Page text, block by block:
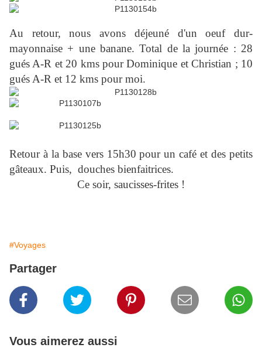
Au retour, nous avons déjeuné d'un oeuf dur-
mayonnaise + une banane. Total de la journée : 28
gués A-R et 20 kms pour Dominique et Christian ; 10
gués A-R et 12 kms pour moi.
Retour à la base vers 15h30 pour un café et des petits
gâteaux. Puis, douches bienfaitrices.
Ce soir, saucisses-frites !
#Voyages
Partager
Vous aimerez aussi